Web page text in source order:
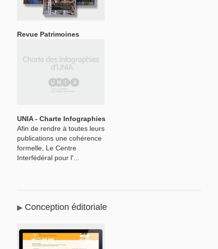
Revue Patrimoines
UNIA - Charte Infographies
Afin de rendre à toutes leurs
publications une cohérence
formelle, Le Centre
Interfédéral pour l'...
Conception éditoriale